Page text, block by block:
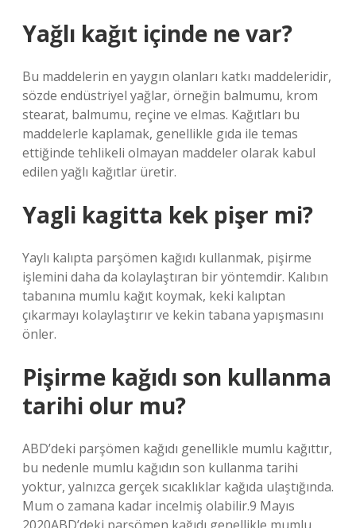
Yağlı kağıt içinde ne var?
Bu maddelerin en yaygın olanları katkı maddeleridir,
sözde endüstriyel yağlar, örneğin balmumu, krom
stearat, balmumu, reçine ve elmas. Kağıtları bu
maddelerle kaplamak, genellikle gıda ile temas
ettiğinde tehlikeli olmayan maddeler olarak kabul
edilen yağlı kağıtlar üretir.
Yagli kagitta kek pişer mi?
Yaylı kalıpta parşömen kağıdı kullanmak, pişirme
işlemini daha da kolaylaştıran bir yöntemdir. Kalıbın
tabanına mumlu kağıt koymak, keki kalıptan
çıkarmayı kolaylaştırır ve kekin tabana yapışmasını
önler.
Pişirme kağıdı son kullanma
tarihi olur mu?
ABD’deki parşömen kağıdı genellikle mumlu kağıttır,
bu nedenle mumlu kağıdın son kullanma tarihi
yoktur, yalnızca gerçek sıcaklıklar kağıda ulaştığında.
Mum o zamana kadar incelmiş olabilir.9 Mayıs